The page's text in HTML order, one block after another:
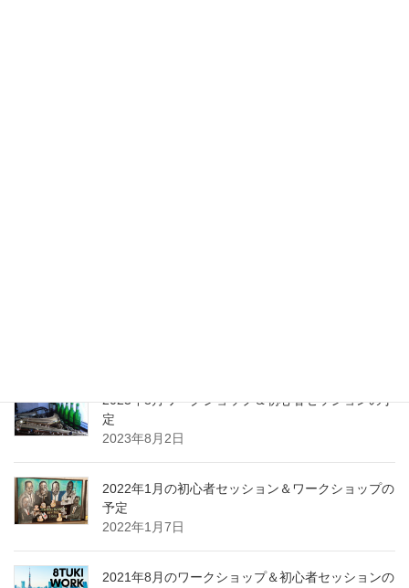
2023年8月ワークショップ＆初心者セッションの予
定
2023年8月2日
2022年1月の初心者セッション＆ワークショップの
予定
2022年1月7日
2021年8月のワークショップ＆初心者セッションの